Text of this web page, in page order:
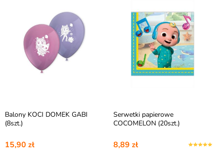
Balony KOCI DOMEK GABI
(8szt.)
15,90 zł
Serwetki papierowe
COCOMELON (20szt.)
8,89 zł